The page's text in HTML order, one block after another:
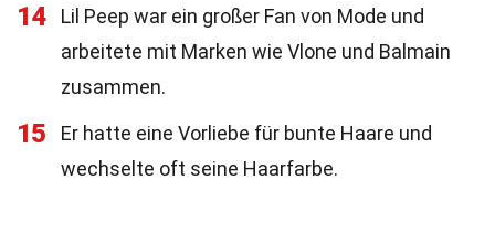
14
Lil Peep war ein großer Fan von Mode und
arbeitete mit Marken wie Vlone und Balmain
zusammen.
15
Er hatte eine Vorliebe für bunte Haare und
wechselte oft seine Haarfarbe.